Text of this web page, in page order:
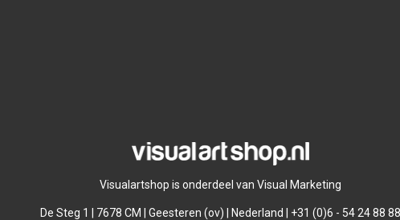
Visualartshop is onderdeel van Visual Marketing
De Steg 1 | 7678 CM | Geesteren (ov) | Nederland | +31 (0)6 - 54 24 88 88